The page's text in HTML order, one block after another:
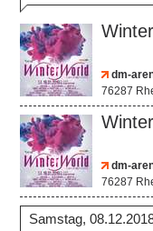
dm-
76287
dm-
76287
Samstag,